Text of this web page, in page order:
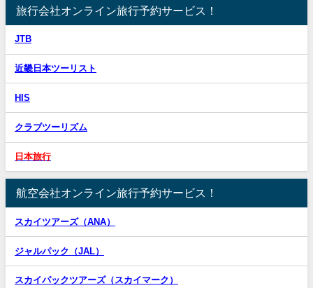
旅行会社オンライン旅行予約サービス！
JTB
近畿日本ツーリスト
HIS
クラブツーリズム
日本旅行
航空会社オンライン旅行予約サービス！
スカイツアーズ（ANA）
ジャルパック（JAL）
スカイパックツアーズ（スカイマーク）